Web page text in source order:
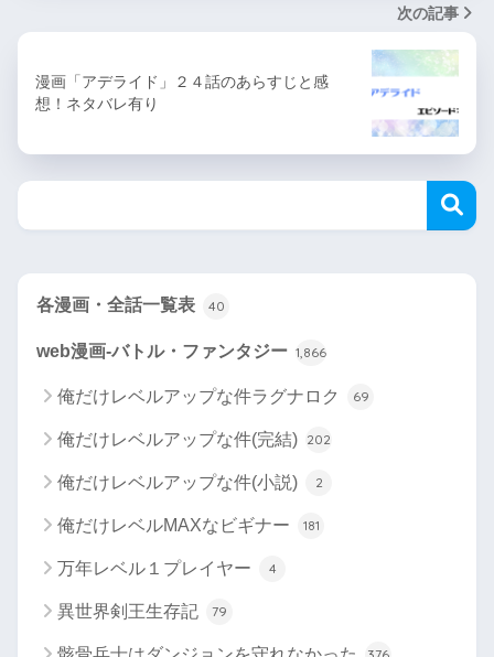
次の記事
漫画「アデライド」２４話のあらすじと感
想！ネタバレ有り
各漫画・全話一覧表 40
web漫画-バトル・ファンタジー 1,866
俺だけレベルアップな件ラグナロク 69
俺だけレベルアップな件(完結) 202
俺だけレベルアップな件(小説) 2
俺だけレベルMAXなビギナー 181
万年レベル１プレイヤー 4
異世界剣王生存記 79